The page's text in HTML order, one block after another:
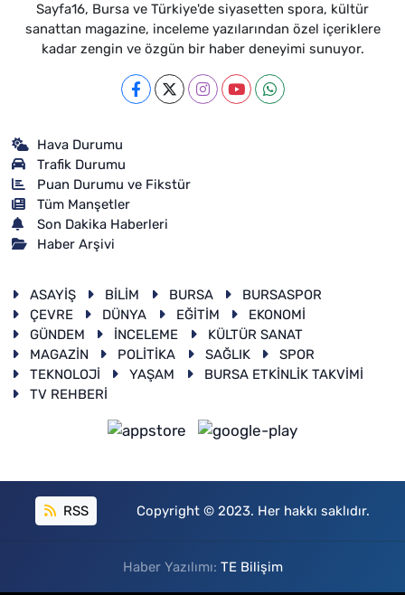
Sayfa16, Bursa ve Türkiye'de siyasetten spora, kültür
sanattan magazine, inceleme yazılarından özel içeriklere
kadar zengin ve özgün bir haber deneyimi sunuyor.
Hava Durumu
Trafik Durumu
Puan Durumu ve Fikstür
Tüm Manşetler
Son Dakika Haberleri
Haber Arşivi
ASAYİŞ BİLİM BURSA
BURSASPOR
ÇEVRE
DÜNYA EĞİTİM
EKONOMİ
GÜNDEM
İNCELEME
KÜLTÜR SANAT
MAGAZİN
POLİTİKA SAĞLIK
SPOR
TEKNOLOJİ
YAŞAM
BURSA ETKİNLİK TAKVİMİ
TV REHBERİ
RSS Copyright © 2023. Her hakkı saklıdır.
Haber Yazılımı: TE Bilişim